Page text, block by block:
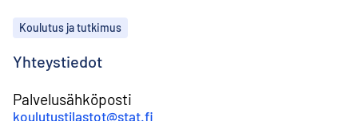
Aiheet
Koulutus ja tutkimus
Yhteystiedot
Palvelusähköposti
koulutustilastot@stat.fi